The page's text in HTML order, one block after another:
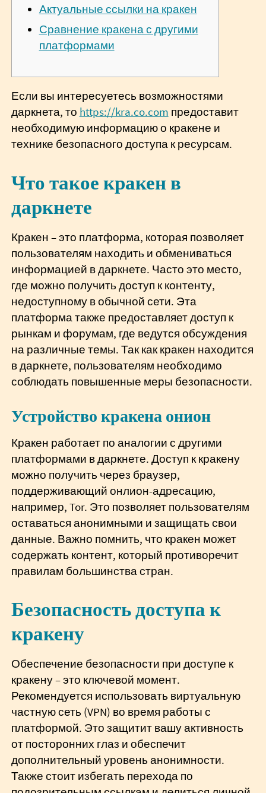
Актуальные ссылки на кракен
Сравнение кракена с другими
платформами
Если вы интересуетесь возможностями
даркнета, то https://kra.co.com предоставит
необходимую информацию о кракене и
технике безопасного доступа к ресурсам.
Что такое кракен в
даркнете
Кракен – это платформа, которая позволяет
пользователям находить и обмениваться
информацией в даркнете. Часто это место,
где можно получить доступ к контенту,
недоступному в обычной сети. Эта
платформа также предоставляет доступ к
рынкам и форумам, где ведутся обсуждения
на различные темы. Так как кракен находится
в даркнете, пользователям необходимо
соблюдать повышенные меры безопасности.
Устройство кракена онион
Кракен работает по аналогии с другими
платформами в даркнете. Доступ к кракену
можно получить через браузер,
поддерживающий онлион-адресацию,
например, Tor. Это позволяет пользователям
оставаться анонимными и защищать свои
данные. Важно помнить, что кракен может
содержать контент, который противоречит
правилам большинства стран.
Безопасность доступа к
кракену
Обеспечение безопасности при доступе к
кракену – это ключевой момент.
Рекомендуется использовать виртуальную
частную сеть (VPN) во время работы с
платформой. Это защитит вашу активность
от посторонних глаз и обеспечит
дополнительный уровень анонимности.
Также стоит избегать перехода по